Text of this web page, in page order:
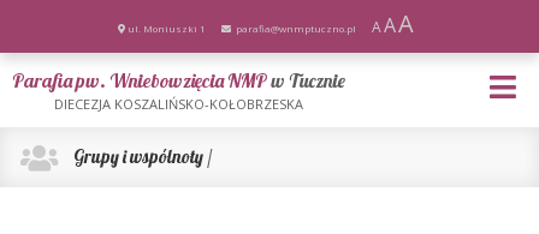
ul. Moniuszki 1 parafia@wnmptuczno.pl AAA
Grupy i wspólnoty /
Parafia pw. Wniebowzięcia NMPw Tucznie
DIECEZJA KOSZALIŃSKO-KOŁOBRZESKA